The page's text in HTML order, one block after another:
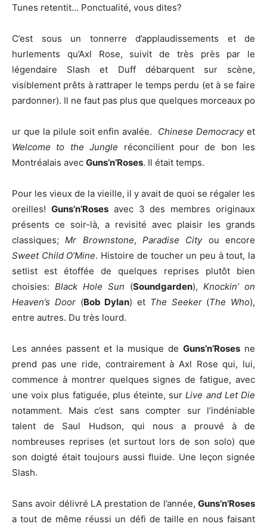
Tunes retentit… Ponctualité, vous dites?
C’est sous un tonnerre d’applaudissements et de
hurlements qu’Axl Rose, suivit de très près par le
légendaire Slash et Duff débarquent sur scène,
visiblement prêts à rattraper le temps perdu (et à se faire
pardonner). Il ne faut pas plus que quelques morceaux po
ur que la pilule soit enfin avalée. Chinese Democracyet
Welcome to the Jungle réconcilient pour de bon les
Montréalais avec Guns’n’Roses. Il était temps.
Pour les vieux de la vieille, il y avait de quoi se régaler les
oreilles! Guns’n’Rosesavec 3 des membres originaux
présents ce soir-là, a revisité avec plaisir les grands
classiques;Mr Brownstone,Paradise Cityou encore
Sweet Child O’Mine. Histoire de toucher un peu à tout, la
setlist est étoffée de quelques reprises plutôt bien
choisies: Black Hole Sun (Soundgarden), Knockin’ on
Heaven’s Door(Bob Dylan) et The Seeker(The Who),
entre autres. Du très lourd.
Les années passent et la musique de Guns’n’Roses ne
prend pas une ride, contrairement à Axl Rose qui, lui,
commence à montrer quelques signes de fatigue, avec
une voix plus fatiguée, plus éteinte, surLive and Let Die
notamment. Mais c’est sans compter sur l’indéniable
talent de Saul Hudson, qui nous a prouvé à de
nombreuses reprises (et surtout lors de son solo) que
son doigté était toujours aussi fluide. Une leçon signée
Slash.
Sans avoir délivré LA prestation de l’année, Guns’n’Roses
a tout de même réussi un défi de taille en nous faisant